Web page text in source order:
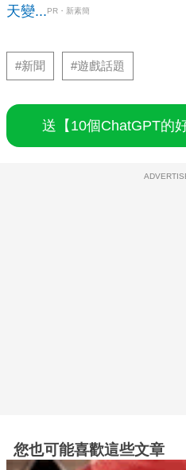
天變...PR・新素簡
#新聞 #遊戲話題
送【10個ChatGPT的
您也可能喜歡這些文章